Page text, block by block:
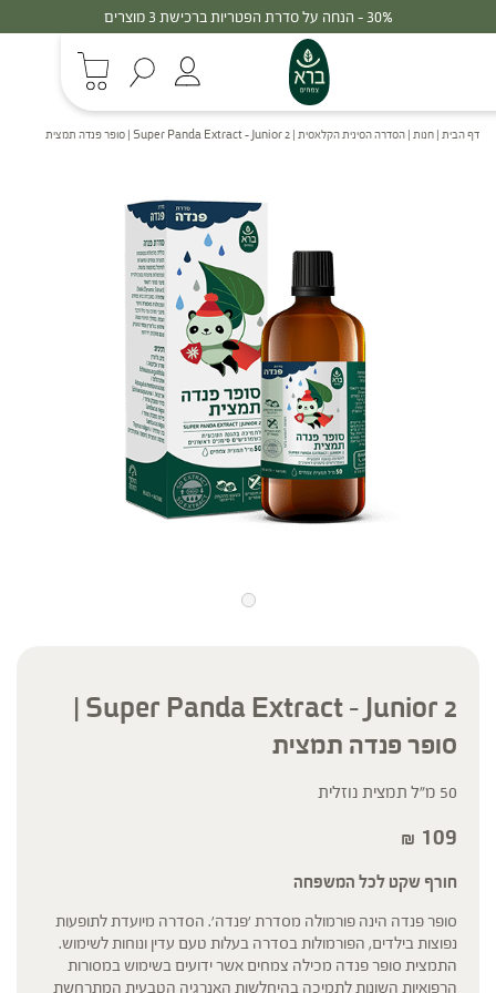
30% - הנחה על סדרת הפטריות ברכישת 3 מוצרים
דף הבית | חנות | הסדרה הסינית הקלאסית | Super Panda Extract – Junior 2 | סופר פנדה תמצית
Super Panda Extract – Junior 2 |
סופר פנדה תמצית
50 מ"ל תמצית נוזלית
₪ 109
חורף שקט לכל המשפחה
סופר פנדה הינה פורמולה מסדרת 'פנדה'. הסדרה מיועדת לתופעות
נפוצות בילדים, הפורמולות בסדרה בעלות טעם עדין ונוחות לשימוש.
התמצית סופר פנדה מכילה צמחים אשר ידועים בשימוש במסורות
הרפואיות השונות לתמיכה בהיחלשות האנרגיה הטבעית המתרחשת